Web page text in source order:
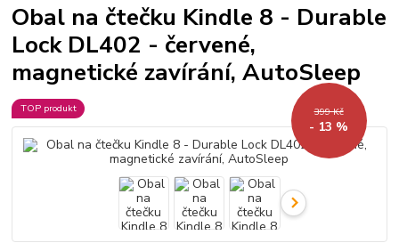
Obal na čtečku Kindle 8 - Durable
Lock DL402 - červené,
magnetické zavírání, AutoSleep
TOP produkt 399 Kč
- 13 %